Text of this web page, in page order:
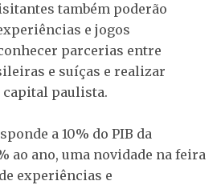
também poderão
e jogos
parcerias entre
e suíças e realizar
paulista.
a 10% do PIB da
ao ano, uma novidade na feira
experiências e